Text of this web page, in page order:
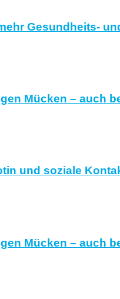
Gesundheits-
Mücken – auch
und soziale
Mücken – auch